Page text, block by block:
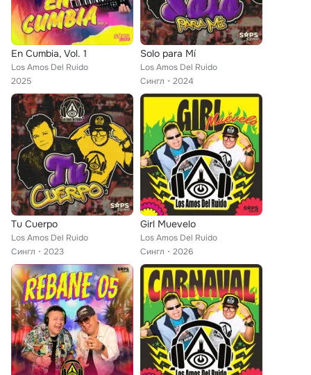
En Cumbia, Vol. 1
Los Amos Del Ruido
2025
Solo para Mí
Los Amos Del Ruido
Сингл
2024
Tu Cuerpo
Los Amos Del Ruido
Сингл
2023
Girl Muevelo
Los Amos Del Ruido
Сингл
2026